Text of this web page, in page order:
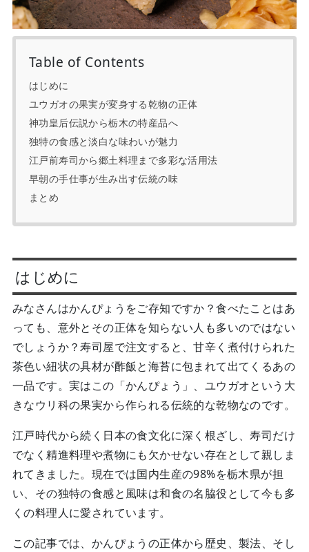
Table of Contents
はじめに
ユウガオの果実が変身する乾物の正体
神功皇后伝説から栃木の特産品へ
独特の食感と淡白な味わいが魅力
江戸前寿司から郷土料理まで多彩な活用法
早朝の手仕事が生み出す伝統の味
まとめ
はじめに
みなさんはかんぴょうをご存知ですか？食べたことはあ
っても、意外とその正体を知らない人も多いのではない
でしょうか？寿司屋で注文すると、甘辛く煮付けられた
茶色い紐状の具材が酢飯と海苔に包まれて出てくるあの
一品です。実はこの「かんぴょう」、ユウガオという大
きなウリ科の果実から作られる伝統的な乾物なのです。
江戸時代から続く日本の食文化に深く根ざし、寿司だけ
でなく精進料理や煮物にも欠かせない存在として親しま
れてきました。現在では国内生産の98%を栃木県が担
い、その独特の食感と風味は和食の名脇役として今も多
くの料理人に愛されています。
この記事では、かんぴょうの正体から歴史、製法、そし